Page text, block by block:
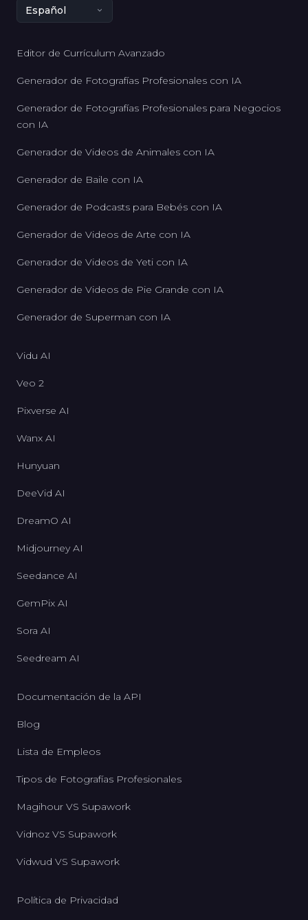
Español
Editor de Currículum Avanzado
Generador de Fotografías Profesionales con IA
Generador de Fotografías Profesionales para Negocios
con IA
Generador de Videos de Animales con IA
Generador de Baile con IA
Generador de Podcasts para Bebés con IA
Generador de Videos de Arte con IA
Generador de Videos de Yeti con IA
Generador de Videos de Pie Grande con IA
Generador de Superman con IA
Vidu AI
Veo 2
Pixverse AI
Wanx AI
Hunyuan
DeeVid AI
DreamO AI
Midjourney AI
Seedance AI
GemPix AI
Sora AI
Seedream AI
Documentación de la API
Blog
Lista de Empleos
Tipos de Fotografías Profesionales
Magihour VS Supawork
Vidnoz VS Supawork
Vidwud VS Supawork
Política de Privacidad